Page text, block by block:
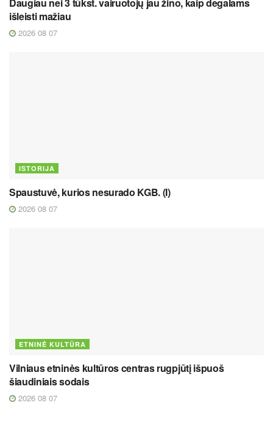
išleisti mažiau
2026 08 07
ISTORIJA
Spaustuvė, kurios nesurado KGB. (I)
2026 08 07
ETNINĖ KULTŪRA
Vilniaus etninės kultūros centras rugpjūtį išpuoš
šiaudiniais sodais
2026 08 07